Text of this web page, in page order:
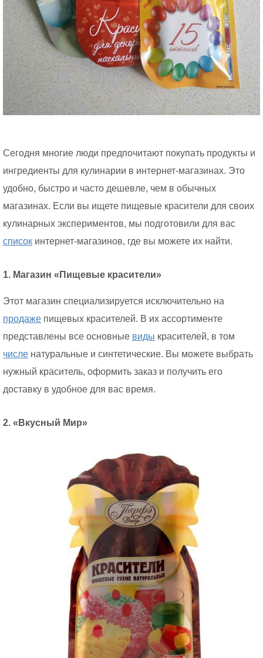
Сегодня многие люди предпочитают покупать продукты и
ингредиенты для кулинарии в интернет-магазинах. Это
удобно, быстро и часто дешевле, чем в обычных
магазинах. Если вы ищете пищевые красители для своих
кулинарных экспериментов, мы подготовили для вас
список интернет-магазинов, где вы можете их найти.
1. Магазин «Пищевые красители»
Этот магазин специализируется исключительно на
продаже пищевых красителей. В их ассортименте
представлены все основные виды красителей, в том
числе натуральные и синтетические. Вы можете выбрать
нужный краситель, оформить заказ и получить его
доставку в удобное для вас время.
2. «Вкусный Мир»